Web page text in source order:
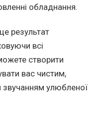
обладнання.
результат
всі
створити
вас чистим,
улюбленої